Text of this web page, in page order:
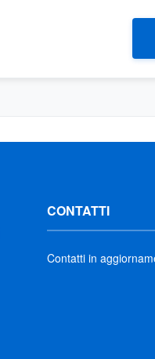
CONTATTI
Contatti in